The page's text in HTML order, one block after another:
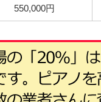
550,000円